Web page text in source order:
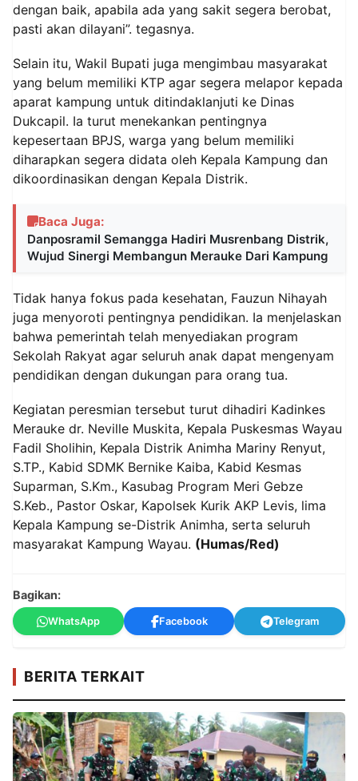
dengan baik, apabila ada yang sakit segera berobat,
pasti akan dilayani”. tegasnya.
Selain itu, Wakil Bupati juga mengimbau masyarakat
yang belum memiliki KTP agar segera melapor kepada
aparat kampung untuk ditindaklanjuti ke Dinas
Dukcapil. Ia turut menekankan pentingnya
kepesertaan BPJS, warga yang belum memiliki
diharapkan segera didata oleh Kepala Kampung dan
dikoordinasikan dengan Kepala Distrik.
Baca Juga:
Danposramil Semangga Hadiri Musrenbang Distrik,
Wujud Sinergi Membangun Merauke Dari Kampung
Tidak hanya fokus pada kesehatan, Fauzun Nihayah
juga menyoroti pentingnya pendidikan. Ia menjelaskan
bahwa pemerintah telah menyediakan program
Sekolah Rakyat agar seluruh anak dapat mengenyam
pendidikan dengan dukungan para orang tua.
Kegiatan peresmian tersebut turut dihadiri Kadinkes
Merauke dr. Neville Muskita, Kepala Puskesmas Wayau
Fadil Sholihin, Kepala Distrik Animha Mariny Renyut,
S.TP., Kabid SDMK Bernike Kaiba, Kabid Kesmas
Suparman, S.Km., Kasubag Program Meri Gebze
S.Keb., Pastor Oskar, Kapolsek Kurik AKP Levis, lima
Kepala Kampung se-Distrik Animha, serta seluruh
masyarakat Kampung Wayau. (Humas/Red)
Bagikan:
WhatsApp Facebook Telegram
BERITA TERKAIT